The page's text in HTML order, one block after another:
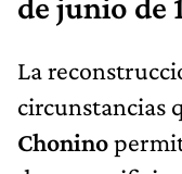
de junio de
La
circunstancias
Chonino